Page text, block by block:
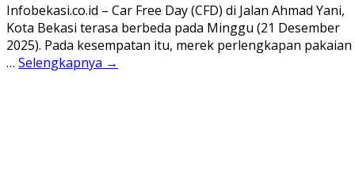
Infobekasi.co.id – Car Free Day (CFD) di Jalan Ahmad Yani,
Kota Bekasi terasa berbeda pada Minggu (21 Desember
2025). Pada kesempatan itu, merek perlengkapan pakaian
… Selengkapnya →